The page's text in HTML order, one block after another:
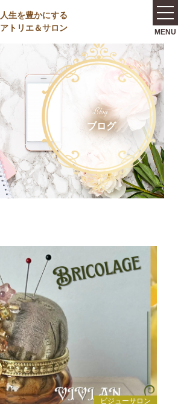
⼈⽣を豊かにする
アトリエ＆サロン
Blog
ブログ
ビジューサロン